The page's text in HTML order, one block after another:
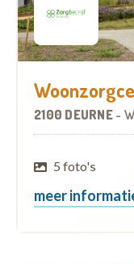
2100 DEURNE -
5 foto's
meer